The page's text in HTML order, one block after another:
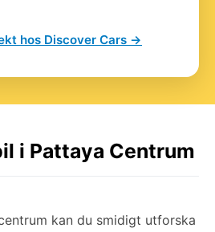
hos Discover Cars →
i Pattaya Centrum
kan du smidigt utforska